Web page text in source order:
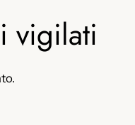
vigilati